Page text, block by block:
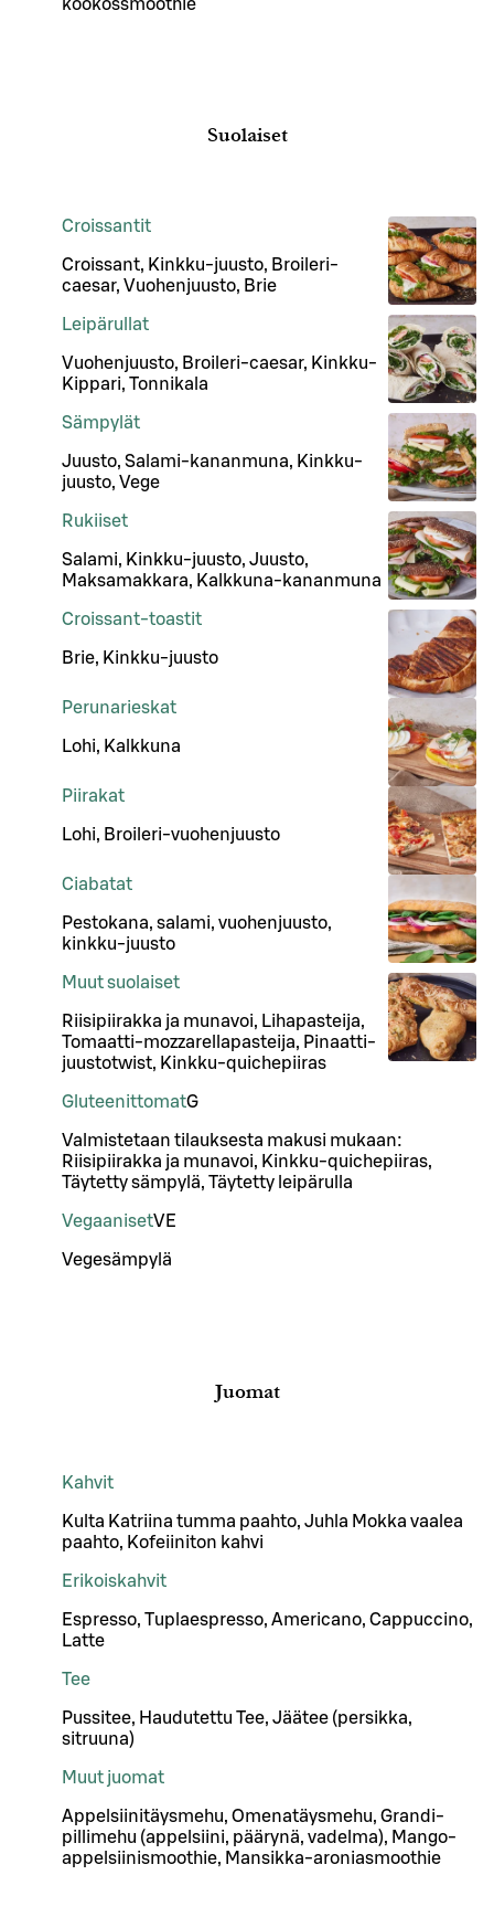
kookossmoothie
Suolaiset
Croissantit
Croissant, Kinkku-juusto, Broileri-
caesar, Vuohenjuusto, Brie
Leipärullat
Vuohenjuusto, Broileri-caesar, Kinkku-
Kippari, Tonnikala
Sämpylät
Juusto, Salami-kananmuna, Kinkku-
juusto, Vege
Rukiiset
Salami, Kinkku-juusto, Juusto,
Maksamakkara, Kalkkuna-kananmuna
Croissant-toastit
Brie, Kinkku-juusto
Perunarieskat
Lohi, Kalkkuna
Piirakat
Lohi, Broileri-vuohenjuusto
Ciabatat
Pestokana, salami, vuohenjuusto,
kinkku-juusto
Muut suolaiset
Riisipiirakka ja munavoi, Lihapasteija,
Tomaatti-mozzarellapasteija, Pinaatti-
juustotwist, Kinkku-quichepiiras
GluteenittomatG
Valmistetaan tilauksesta makusi mukaan:
Riisipiirakka ja munavoi, Kinkku-quichepiiras,
Täytetty sämpylä, Täytetty leipärulla
VegaanisetVE
Vegesämpylä
Juomat
Kahvit
Kulta Katriina tumma paahto, Juhla Mokka vaalea
paahto, Kofeiiniton kahvi
Erikoiskahvit
Espresso, Tuplaespresso, Americano, Cappuccino,
Latte
Tee
Pussitee, Haudutettu Tee, Jäätee (persikka,
sitruuna)
Muut juomat
Appelsiinitäysmehu, Omenatäysmehu, Grandi-
pillimehu (appelsiini, päärynä, vadelma), Mango-
appelsiinismoothie, Mansikka-aroniasmoothie